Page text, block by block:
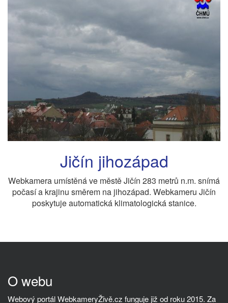
Jičín jihozápad
Webkamera umístěná ve městě Jičín 283 metrů n.m. snímá
počasí a krajinu směrem na jihozápad. Webkameru Jičín
poskytuje automatická klimatologická stanice.
O webu
Webový portál WebkameryŽivě.cz funguje již od roku 2015. Za